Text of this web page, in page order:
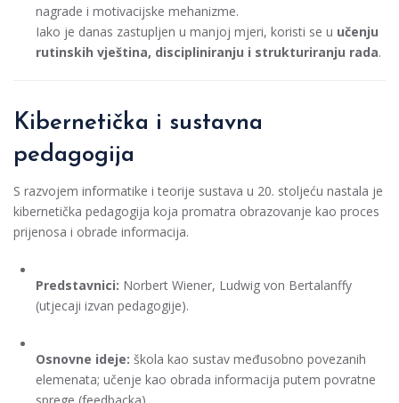
nagrade i motivacijske mehanizme.
Iako je danas zastupljen u manjoj mjeri, koristi se u učenju
rutinskih vještina, discipliniranju i strukturiranju rada.
Kibernetička i sustavna
pedagogija
S razvojem informatike i teorije sustava u 20. stoljeću nastala je
kibernetička pedagogija koja promatra obrazovanje kao proces
prijenosa i obrade informacija.
Predstavnici: Norbert Wiener, Ludwig von Bertalanffy
(utjecaji izvan pedagogije).
Osnovne ideje: škola kao sustav međusobno povezanih
elemenata; učenje kao obrada informacija putem povratne